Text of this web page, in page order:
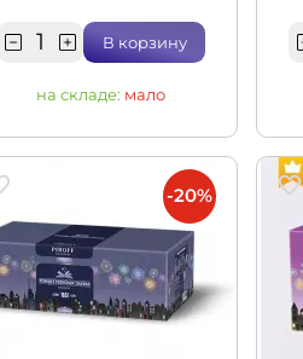
В корзину
на складе: мало
-20%